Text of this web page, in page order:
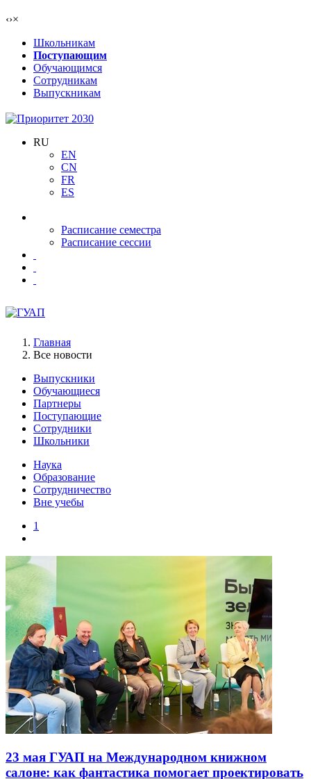
‹›×
Школьникам
Поступающим
Обучающимся
Сотрудникам
Выпускникам
RU
EN
CN
FR
ES
Расписание семестра
Расписание сессии
Главная
Все новости
Выпускники
Обучающиеся
Партнеры
Поступающие
Сотрудники
Школьники
Наука
Образование
Сотрудничество
Вне учебы
1
23 мая ГУАП на Международном книжном
салоне: как фантастика помогает проектировать